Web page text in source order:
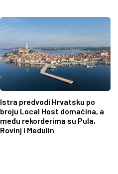
Istra predvodi Hrvatsku po
broju Local Host domaćina, a
među rekorderima su Pula,
Rovinj i Medulin